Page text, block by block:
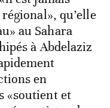
qu’elle
au Sahara
à Abdelaziz
en
«soutient et